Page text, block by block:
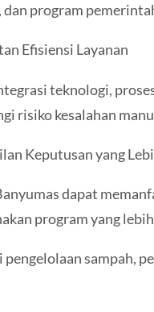
dan program
Efisiensi Layanan
teknologi,
risiko kesalahan
Keputusan yang
dapat
program yang
sampah,